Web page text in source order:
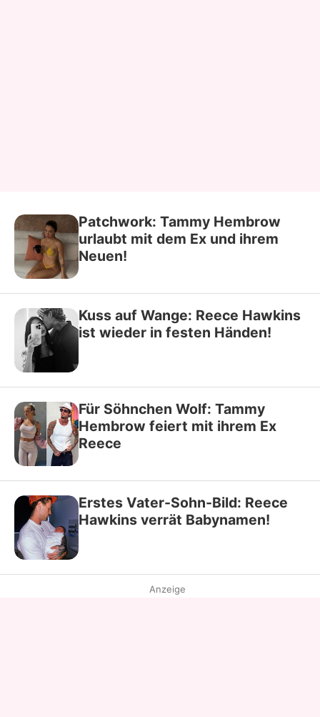
Patchwork: Tammy Hembrow
urlaubt mit dem Ex und ihrem
Neuen!
Kuss auf Wange: Reece Hawkins
ist wieder in festen Händen!
Für Söhnchen Wolf: Tammy
Hembrow feiert mit ihrem Ex
Reece
Erstes Vater-Sohn-Bild: Reece
Hawkins verrät Babynamen!
Anzeige